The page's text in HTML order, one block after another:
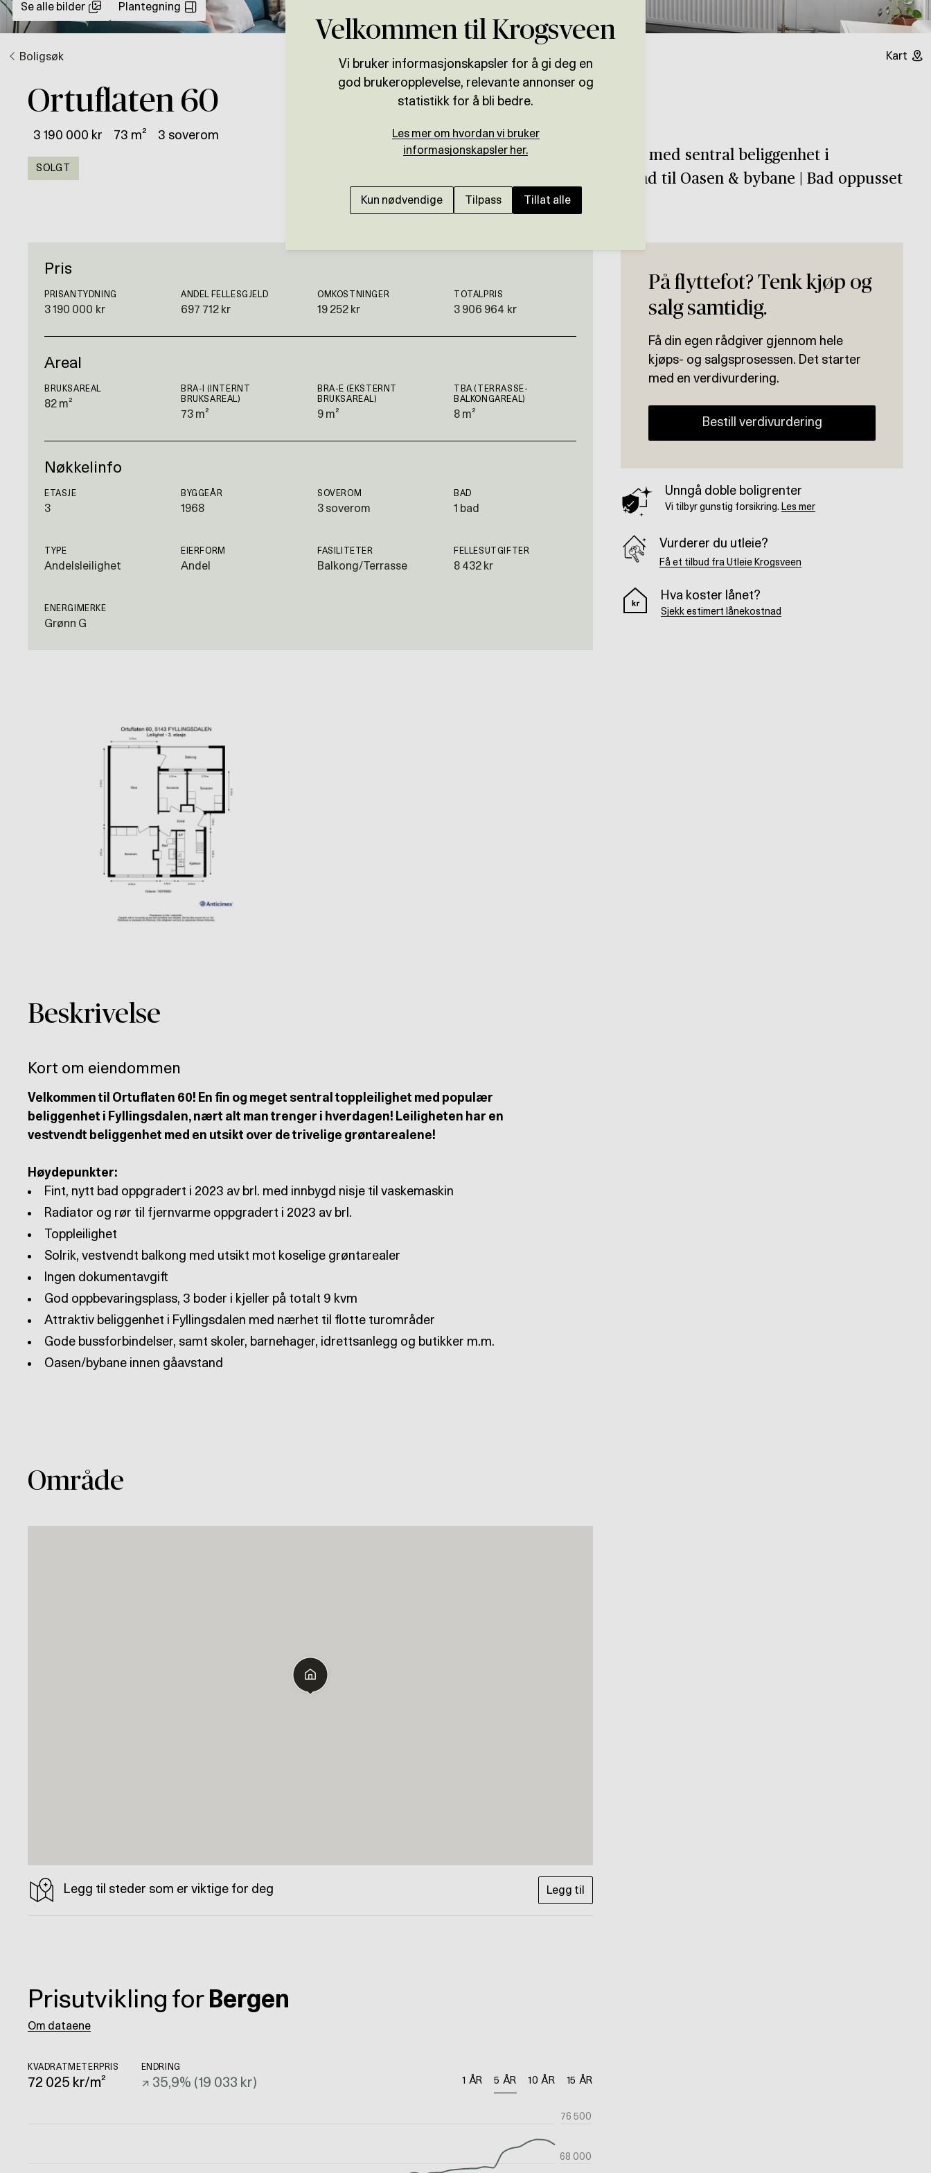
Se alle bilder Plantegning
Boligsøk Kart
Ortuflaten 60
3 190 000 kr 73 m² 3 soverom
SOLGT
Flott 4-roms toppleilighet med sentral beliggenhet i
Fyllingsdalen! Gangavstand til Oasen & bybane | Bad oppusset
i 2023
Pris
PRISANTYDNING
3 190 000 kr
ANDEL FELLESGJELD
697 712 kr
OMKOSTNINGER
19 252 kr
TOTALPRIS
3 906 964 kr
Areal
BRUKSAREAL
82 m²
BRA-I (INTERNT
BRUKSAREAL)
73 m²
BRA-E (EKSTERNT
BRUKSAREAL)
9 m²
TBA (TERRASSE-
BALKONGAREAL)
8 m²
Nøkkelinfo
ETASJE
3
BYGGEÅR
1968
SOVEROM
3 soverom
BAD
1 bad
TYPE
Andelsleilighet
EIERFORM
Andel
FASILITETER
Balkong/Terrasse
FELLESUTGIFTER
8 432 kr
ENERGIMERKE
Grønn G
Beskrivelse
Kort om eiendommen
Velkommen til Ortuflaten 60! En fin og meget sentral toppleilighet med populær
beliggenhet i Fyllingsdalen, nært alt man trenger i hverdagen! Leiligheten har en
vestvendt beliggenhet med en utsikt over de trivelige grøntarealene!
Høydepunkter:
Oasen/bybane innen gåavstand
Område
Legg til steder som er viktige for deg Legg til
Prisutvikling for Bergen
Om dataene
1 ÅR 5 ÅR 10 ÅR 15 ÅR
KVADRATMETERPRIS
72 025 kr/m²
ENDRING
↗ 35,9% (19 033 kr)
68 000
76 500
På flyttefot? Tenk kjøp og
salg samtidig.
Få din egen rådgiver gjennom hele
kjøps- og salgsprosessen. Det starter
med en verdivurdering.
Bestill verdivurdering
Unngå doble boligrenter
Vi tilbyr gunstig forsikring. Les mer
Vurderer du utleie?
Få et tilbud fra Utleie Krogsveen
Hva koster lånet?
Sjekk estimert lånekostnad
Velkommen til Krogsveen
Vi bruker informasjonskapsler for å gi deg en
god brukeropplevelse, relevante annonser og
statistikk for å bli bedre.
Les mer om hvordan vi bruker
informasjonskapsler her.
Kun nødvendige Tilpass Tillat alle